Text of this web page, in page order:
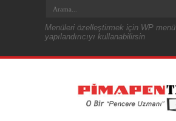
Menüleri özelleştirmek için WP menü
yapılandırıcıyı kullanabilirsin